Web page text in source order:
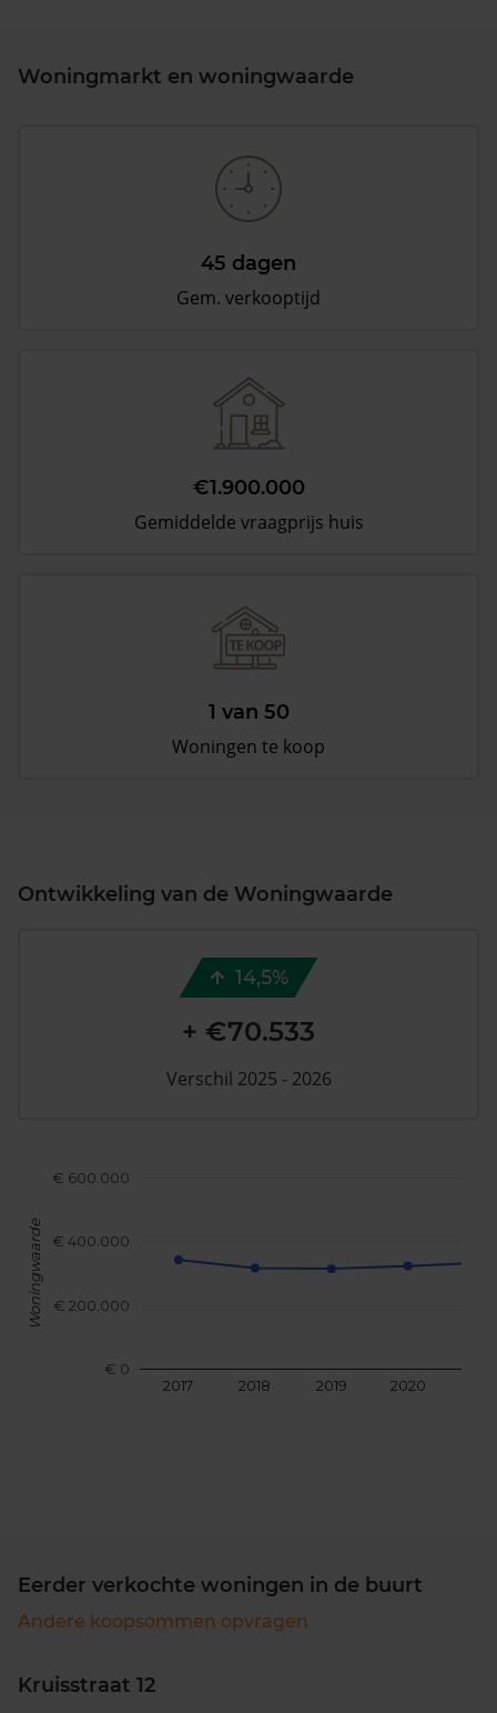
Woningmarkt en woningwaarde
45 dagen
Gem. verkooptijd
€1.900.000
Gemiddelde vraagprijs huis
1 van 50
Woningen te koop
Ontwikkeling van de Woningwaarde
2017 2018 2019 2020
€ 0
€ 200.000
€ 400.000
€ 600.000
Woningwaarde
14,5%
+ €70.533
Verschil 2025 - 2026
Eerder verkochte woningen in de buurt
Andere koopsommen opvragen
Kruisstraat 12